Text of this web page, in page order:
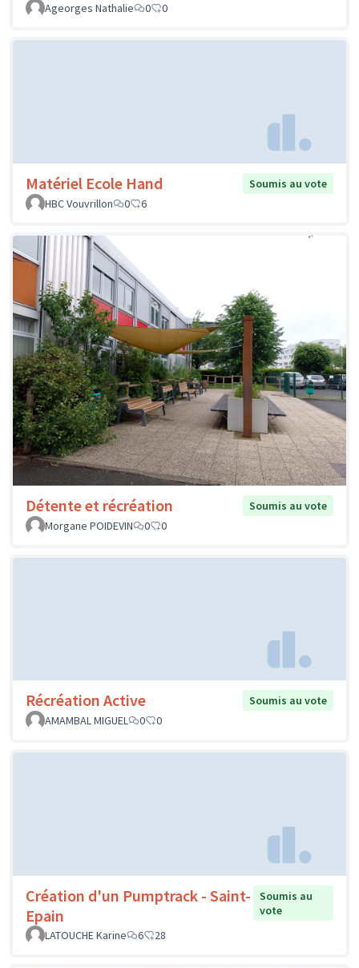
Ageorges Nathalie
0 0
Matériel Ecole Hand
Soumis au vote
HBC Vouvrillon
0 6
Détente et récréation
Soumis au vote
Morgane POIDEVIN
0 0
Récréation Active
Soumis au vote
AMAMBAL MIGUEL
0 0
Création d'un Pumptrack - Saint-
Epain
Soumis au
vote
LATOUCHE Karine
6 28